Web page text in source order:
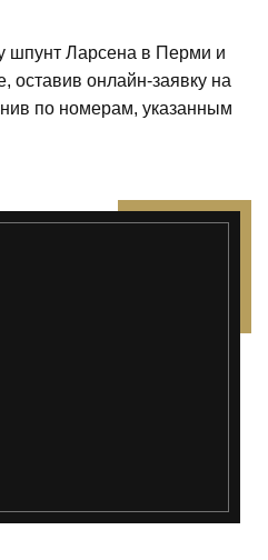
шпунт Ларсена в Перми и
оставив онлайн-заявку на
по номерам, указанным